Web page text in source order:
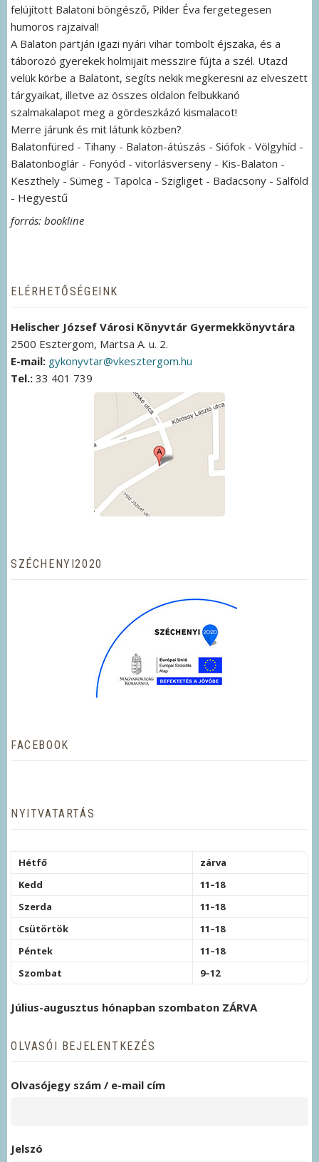
felújított Balatoni böngésző, Pikler Éva fergetegesen
humoros rajzaival!
A Balaton partján igazi nyári vihar tombolt éjszaka, és a
táborozó gyerekek holmijait messzire fújta a szél. Utazd
velük körbe a Balatont, segíts nekik megkeresni az elveszett
tárgyaikat, illetve az összes oldalon felbukkanó
szalmakalapot meg a gördeszkázó kismalacot!
Merre járunk és mit látunk közben?
Balatonfüred - Tihany - Balaton-átúszás - Siófok - Völgyhíd -
Balatonboglár - Fonyód - vitorlásverseny - Kis-Balaton -
Keszthely - Sümeg - Tapolca - Szigliget - Badacsony - Salföld
- Hegyestű
forrás: bookline
ELÉRHETŐSÉGEINK
Helischer József Városi Könyvtár Gyermekkönyvtára
2500 Esztergom, Martsa A. u. 2.
E-mail: gykonyvtar@vkesztergom.hu
Tel.: 33 401 739
SZÉCHENYI2020
FACEBOOK
NYITVATARTÁS
Hétfő
zárva
Kedd
11–18
Szerda
11–18
Csütörtök
11–18
Péntek
11–18
Szombat
9–12
Július-augusztus hónapban szombaton ZÁRVA
OLVASÓI BEJELENTKEZÉS
Olvasójegy szám / e-mail cím
Jelszó